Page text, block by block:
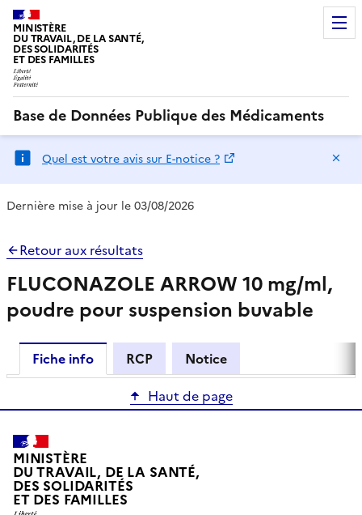
MINISTÈRE
DU TRAVAIL, DE LA SANTÉ,
DES SOLIDARITÉS
ET DES FAMILLES
Base de Données Publique des Médicaments
Quel est votre avis sur E-notice ?
Dernière mise à jour le 03/08/2026
Retour aux résultats
FLUCONAZOLE ARROW 10 mg/ml,
poudre pour suspension buvable
Fiche info RCP
Notice
Haut de page
MINISTÈRE
DU TRAVAIL, DE LA SANTÉ,
DES SOLIDARITÉS
ET DES FAMILLES